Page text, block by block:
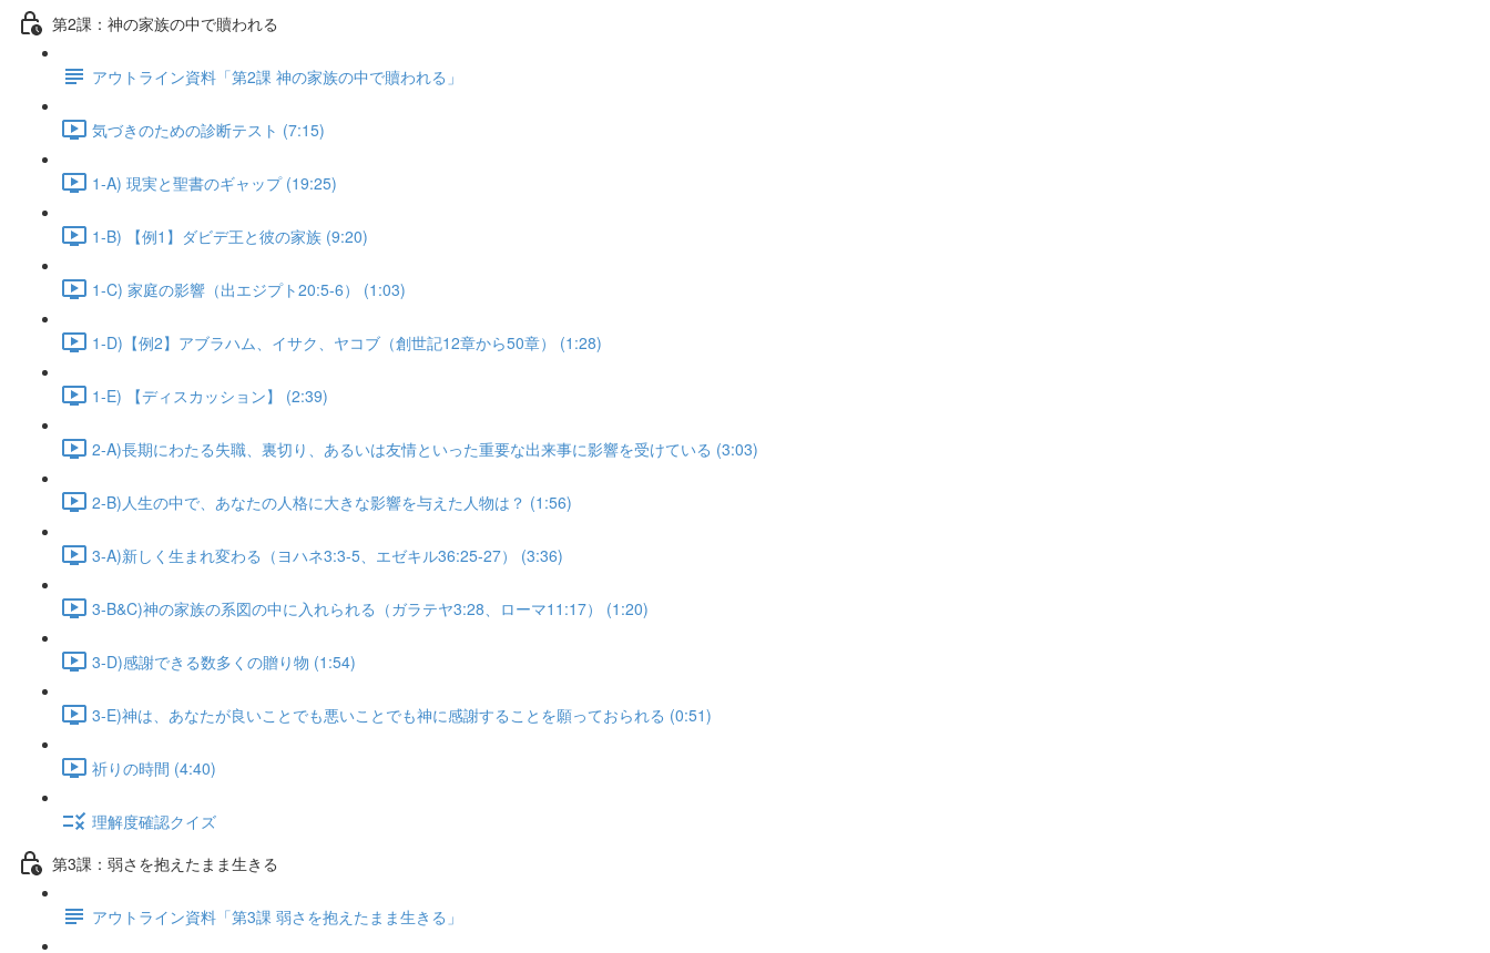
第2課：神の家族の中で贖われる
アウトライン資料「第2課 神の家族の中で贖われる」
気づきのための診断テスト (7:15)
1-A) 現実と聖書のギャップ (19:25)
1-B) 【例1】ダビデ王と彼の家族 (9:20)
1-C) 家庭の影響（出エジプト20:5-6） (1:03)
1-D)【例2】アブラハム、イサク、ヤコブ（創世記12章から50章） (1:28)
1-E) 【ディスカッション】 (2:39)
2-A)長期にわたる失職、裏切り、あるいは友情といった重要な出来事に影響を受けている (3:03)
2-B)人生の中で、あなたの人格に大きな影響を与えた人物は？ (1:56)
3-A)新しく生まれ変わる（ヨハネ3:3-5、エゼキル36:25-27） (3:36)
3-B&C)神の家族の系図の中に入れられる（ガラテヤ3:28、ローマ11:17） (1:20)
3-D)感謝できる数多くの贈り物 (1:54)
3-E)神は、あなたが良いことでも悪いことでも神に感謝することを願っておられる (0:51)
祈りの時間 (4:40)
理解度確認クイズ
第3課：弱さを抱えたまま生きる
アウトライン資料「第3課 弱さを抱えたまま生きる」